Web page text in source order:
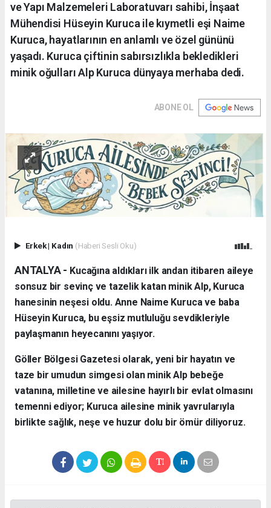
ve Yapı Malzemeleri Laboratuvarı sahibi, İnşaat
Mühendisi Hüseyin Kuruca ile kıymetli eşi Naime
Kuruca, hayatlarının en anlamlı ve özel gününü
yaşadı. Kuruca çiftinin sabırsızlıkla bekledikleri
minik oğulları Alp Kuruca dünyaya merhaba dedi.
ABONE OL
Erkek| Kadın (Haberi Sesli Oku)
ANTALYA - ​ Kucağına aldıkları ilk andan itibaren aileye
sonsuz bir sevinç ve tazelik katan minik Alp, Kuruca
hanesinin neşesi oldu. Anne Naime Kuruca ve baba
Hüseyin Kuruca, bu eşsiz mutluluğu sevdikleriyle
paylaşmanın heyecanını yaşıyor.
​Göller Bölgesi Gazetesi olarak, yeni bir hayatın ve
taze bir umudun simgesi olan minik Alp bebeğe
vatanına, milletine ve ailesine hayırlı bir evlat olmasını
temenni ediyor; Kuruca ailesine minik yavrularıyla
birlikte sağlık, neşe ve huzur dolu bir ömür diliyoruz.